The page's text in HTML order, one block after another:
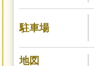
駐車場
地図